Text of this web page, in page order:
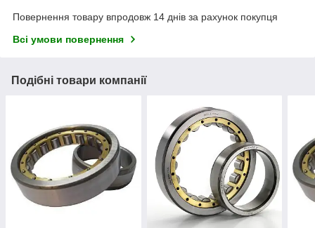
Повернення товару впродовж 14 днів за рахунок покупця
Всі умови повернення
Подібні товари компанії